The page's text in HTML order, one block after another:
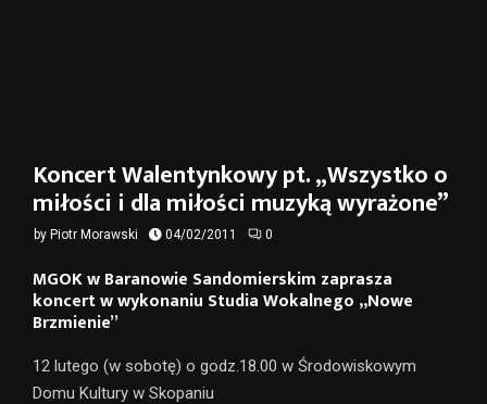
Koncert Walentynkowy pt. „Wszystko o
miłości i dla miłości muzyką wyrażone”
by Piotr Morawski 04/02/2011 0
MGOK w Baranowie Sandomierskim zaprasza
koncert w wykonaniu Studia Wokalnego „Nowe
Brzmienie”
12 lutego (w sobotę) o godz.18.00 w Środowiskowym
Domu Kultury w Skopaniu